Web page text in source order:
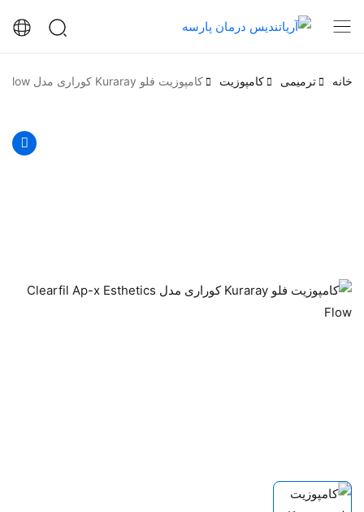
خانه ترمیمی کامپوزیت کامپوزیت فلو Kuraray کوراری مدل Clearfil Ap-x Esthetics Flow